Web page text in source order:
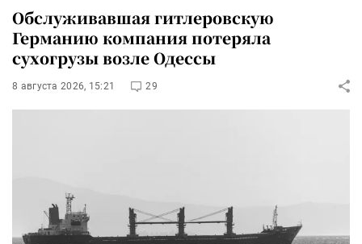
Обслуживавшая гитлеровскую
Германию компания потеряла
сухогрузы возле Одессы
8 августа 2026, 15:21 29